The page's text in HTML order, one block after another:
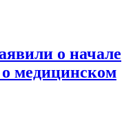
о начале
о медицинском